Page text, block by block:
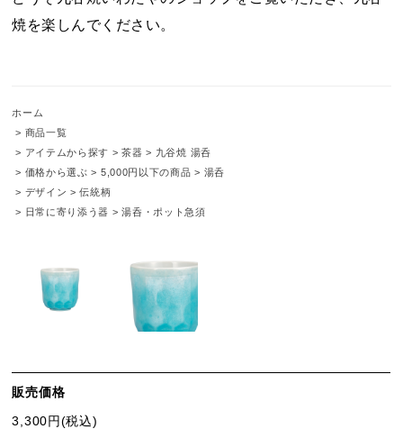
焼を楽しんでください。
ホーム
> 商品一覧
> アイテムから探す >茶器 > 九谷焼 湯呑
> 価格から選ぶ > 5,000円以下の商品 > 湯呑
> デザイン >伝統柄
> 日常に寄り添う器 >湯呑・ポット急須
販売価格
3,300円(税込)